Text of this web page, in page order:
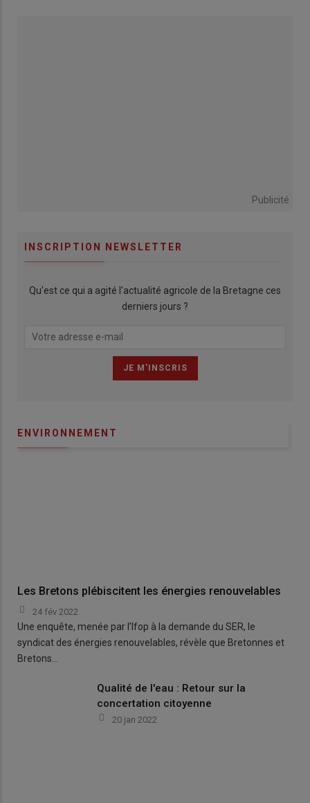
Publicité
INSCRIPTION NEWSLETTER
Qu’est ce qui a agité l'actualité agricole de la Bretagne ces
derniers jours ?
ENVIRONNEMENT
Les Bretons plébiscitent les énergies renouvelables
24 fév 2022
Une enquête, menée par l’Ifop à la demande du SER, le
syndicat des énergies renouvelables, révèle que Bretonnes et
Bretons…
Qualité de l'eau : Retour sur la
concertation citoyenne
20 jan 2022